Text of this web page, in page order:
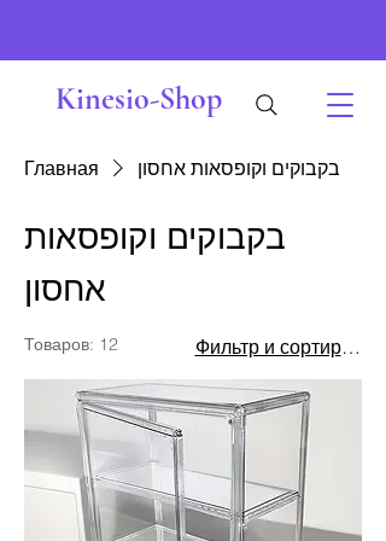
Kinesio-Shop
Главная בקבוקים וקופסאות אחסון
בקבוקים וקופסאות
אחסון
Товаров: 12 Фильтр и сортировка